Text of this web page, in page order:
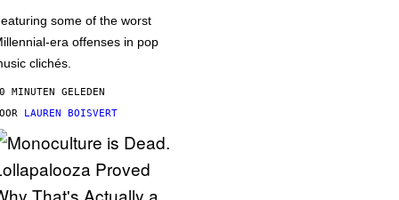
some of the worst
era offenses in pop
clichés.
MINUTEN GELEDEN
LAUREN BOISVERT